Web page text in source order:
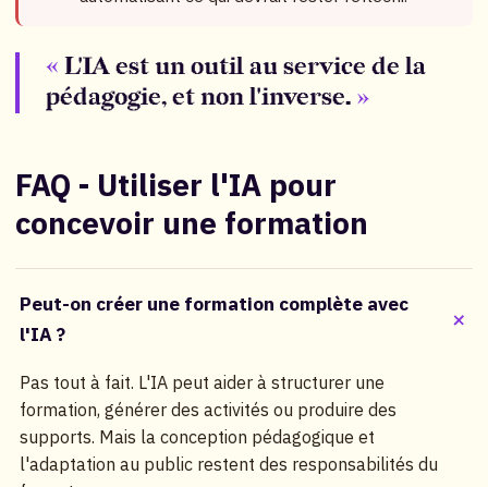
L'IA est un outil au service de la
pédagogie, et non l'inverse.
FAQ - Utiliser l'IA pour
concevoir une formation
Peut-on créer une formation complète avec
l'IA ?
Pas tout à fait. L'IA peut aider à structurer une
formation, générer des activités ou produire des
supports. Mais la conception pédagogique et
l'adaptation au public restent des responsabilités du